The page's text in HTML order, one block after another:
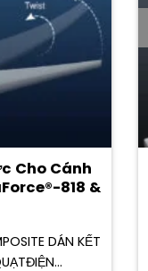
Cho Cánh
818 &
DÁN KẾT